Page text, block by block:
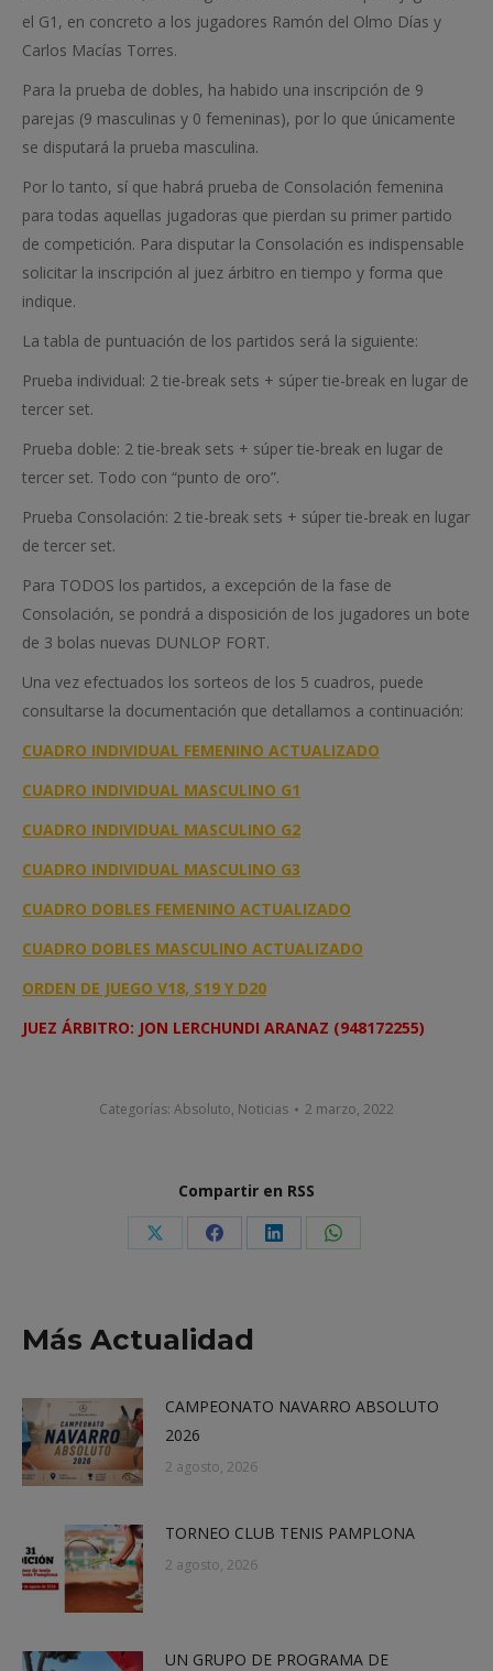
el G1, en concreto a los jugadores Ramón del Olmo Días y
Carlos Macías Torres.
Para la prueba de dobles, ha habido una inscripción de 9
parejas (9 masculinas y 0 femeninas), por lo que únicamente
se disputará la prueba masculina.
Por lo tanto, sí que habrá prueba de Consolación femenina
para todas aquellas jugadoras que pierdan su primer partido
de competición. Para disputar la Consolación es indispensable
solicitar la inscripción al juez árbitro en tiempo y forma que
indique.
La tabla de puntuación de los partidos será la siguiente:
Prueba individual: 2 tie-break sets + súper tie-break en lugar de
tercer set.
Prueba doble: 2 tie-break sets + súper tie-break en lugar de
tercer set. Todo con “punto de oro”.
Prueba Consolación: 2 tie-break sets + súper tie-break en lugar
de tercer set.
Para TODOS los partidos, a excepción de la fase de
Consolación, se pondrá a disposición de los jugadores un bote
de 3 bolas nuevas DUNLOP FORT.
Una vez efectuados los sorteos de los 5 cuadros, puede
consultarse la documentación que detallamos a continuación:
CUADRO INDIVIDUAL FEMENINO ACTUALIZADO
CUADRO INDIVIDUAL MASCULINO G1
CUADRO INDIVIDUAL MASCULINO G2
CUADRO INDIVIDUAL MASCULINO G3
CUADRO DOBLES FEMENINO ACTUALIZADO
CUADRO DOBLES MASCULINO ACTUALIZADO
ORDEN DE JUEGO V18, S19 Y D20
JUEZ ÁRBITRO: JON LERCHUNDI ARANAZ (948172255)
Categorías: Absoluto, Noticias 2 marzo, 2022
Compartir en RSS
Share Share Share Share
Más Actualidad
CAMPEONATO NAVARRO ABSOLUTO
2026
2 agosto, 2026
TORNEO CLUB TENIS PAMPLONA
2 agosto, 2026
UN GRUPO DE PROGRAMA DE